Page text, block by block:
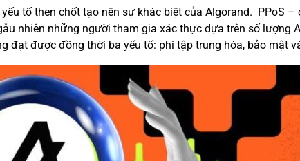
tố then chốt tạo nên sự khác biệt của Algorand. PPoS
nhiên những người tham gia xác thực dựa trên số lượng
đạt được đồng thời ba yếu tố: phi tập trung hóa, bảo mật